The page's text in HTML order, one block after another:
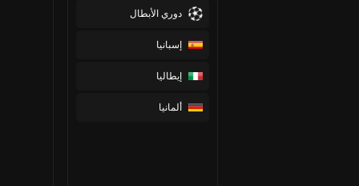
دوري الأبطال
إسبانيا
إيطاليا
ألمانيا